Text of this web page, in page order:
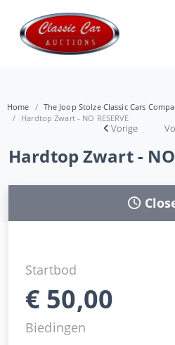
Home
The Joop Stolze Classic Cars
Hardtop Zwart - NO RESERVE
Vorige
Hardtop Zwart - NO
Startbod
€ 50,00
Biedingen